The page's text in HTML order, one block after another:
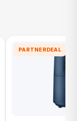
PARTNERDEAL